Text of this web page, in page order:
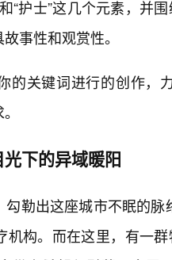
“护士”这几个元素，并
事性和观赏性。
的关键词进行的创作，
下的异域暖阳
勒出这座城市不眠的
构。而在这里，有一